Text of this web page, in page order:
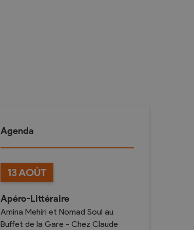
Divers
Recherche de Livres
Dons de livres
Club de lecture
Agenda
Agenda
13AOÛT
Apéro-Littéraire
Amina Mehiri et Nomad Soul au
Buffet de la Gare - Chez Claude